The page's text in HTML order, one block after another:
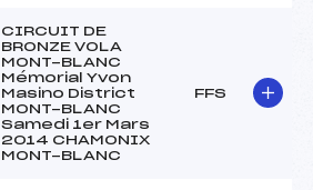
CIRCUIT DE
BRONZE VOLA
MONT-BLANC
Mémorial Yvon
Masino District
MONT-BLANC
Samedi 1er Mars
2014 CHAMONIX
MONT-BLANC
FFS